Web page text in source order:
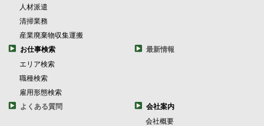
人材派遣
清掃業務
産業廃棄物収集運搬
お仕事検索
エリア検索
職種検索
雇用形態検索
最新情報
よくある質問
会社案内
会社概要